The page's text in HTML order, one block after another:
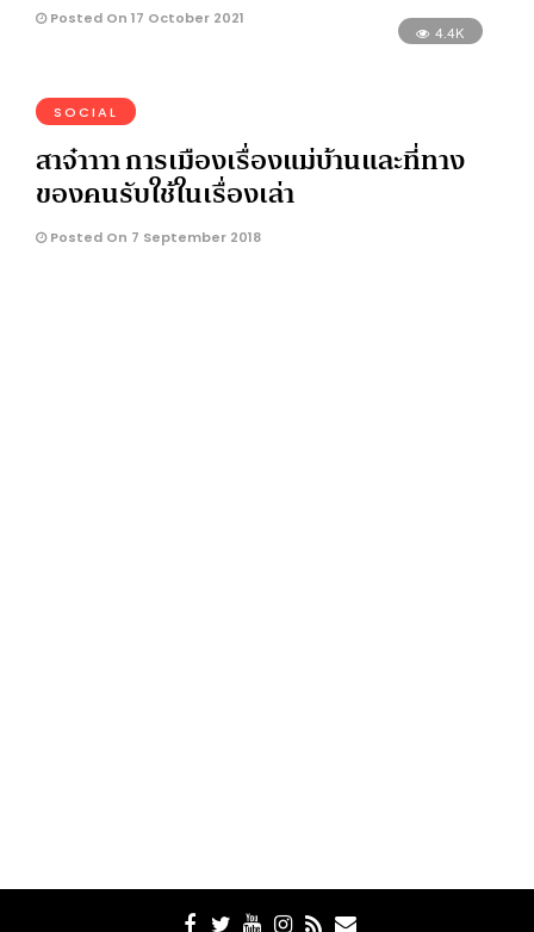
Posted On 17 October 2021
4.4K
SOCIAL
สาจ๋าาาา การเมืองเรื่องแม่บ้านและที่ทาง
ของคนรับใช้ในเรื่องเล่า
Posted On 7 September 2018